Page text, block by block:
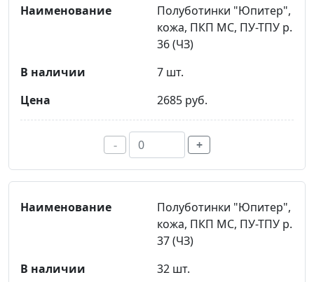
Полуботинки "Юпитер",
кожа, ПКП МС, ПУ-ТПУ р.
36 (ЧЗ)
7 шт.
2685 руб.
- +
Полуботинки "Юпитер",
кожа, ПКП МС, ПУ-ТПУ р.
37 (ЧЗ)
32 шт.